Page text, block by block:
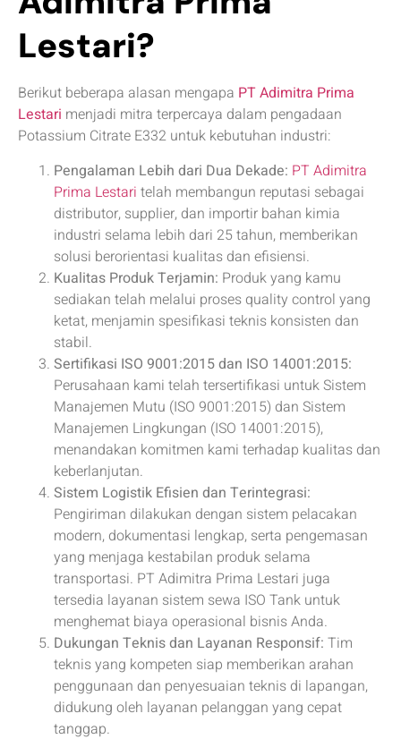
Lestari?
Berikut beberapa alasan mengapa PT Adimitra Prima
Lestari menjadi mitra terpercaya dalam pengadaan
Potassium Citrate E332 untuk kebutuhan industri:
Pengalaman Lebih dari Dua Dekade: PT Adimitra
Prima Lestari telah membangun reputasi sebagai
distributor, supplier, dan importir bahan kimia
industri selama lebih dari 25 tahun, memberikan
solusi berorientasi kualitas dan efisiensi.
Kualitas Produk Terjamin: Produk yang kamu
sediakan telah melalui proses quality control yang
ketat, menjamin spesifikasi teknis konsisten dan
stabil.
Sertifikasi ISO 9001:2015 dan ISO 14001:2015:
Perusahaan kami telah tersertifikasi untuk Sistem
Manajemen Mutu (ISO 9001:2015) dan Sistem
Manajemen Lingkungan (ISO 14001:2015),
menandakan komitmen kami terhadap kualitas dan
keberlanjutan.
Sistem Logistik Efisien dan Terintegrasi:
Pengiriman dilakukan dengan sistem pelacakan
modern, dokumentasi lengkap, serta pengemasan
yang menjaga kestabilan produk selama
transportasi. PT Adimitra Prima Lestari juga
tersedia layanan sistem sewa ISO Tank untuk
menghemat biaya operasional bisnis Anda.
Dukungan Teknis dan Layanan Responsif: Tim
teknis yang kompeten siap memberikan arahan
penggunaan dan penyesuaian teknis di lapangan,
didukung oleh layanan pelanggan yang cepat
tanggap.